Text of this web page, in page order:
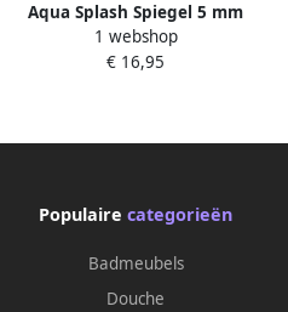
Aqua Splash Spiegel 5 mm
Rechthoek 57X40
1 webshop
€ 16,95
Populaire categorieën
Badmeubels
Douche